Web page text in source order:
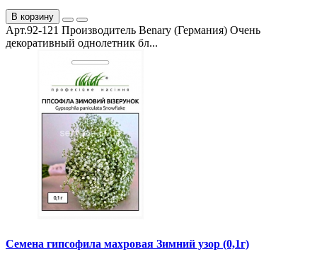
В корзину
Арт.92-121 Производитель Benary (Германия) Очень
декоративный однолетник бл...
Семена гипсофила махровая Зимний узор (0,1г)